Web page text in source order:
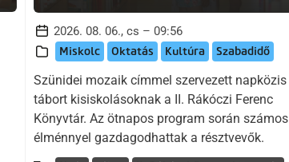
2026. 08. 06., cs – 09:56
Miskolc Oktatás Kultúra Szabadidő
Szünidei mozaik címmel szervezett napközis
tábort kisiskolásoknak a II. Rákóczi Ferenc
Könyvtár. Az ötnapos program során számos
élménnyel gazdagodhattak a résztvevők.